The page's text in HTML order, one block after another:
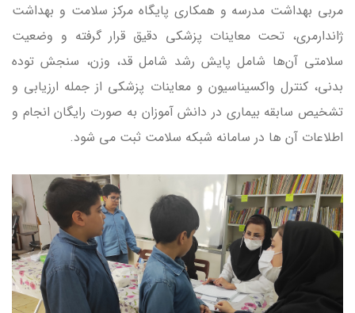
مربی بهداشت مدرسه و همکاری پایگاه مرکز سلامت و بهداشت
ژاندارمری، تحت معاینات پزشکی دقیق قرار گرفته و وضعیت
سلامتی آن‌ها شامل پایش رشد شامل قد، وزن، سنجش توده
بدنی، کنترل واکسیناسیون و معاینات پزشکی از جمله ارزیابی و
تشخیص سابقه بیماری در دانش آموزان به صورت رایگان انجام و
اطلاعات آن ها در سامانه شبکه سلامت ثبت می شود.